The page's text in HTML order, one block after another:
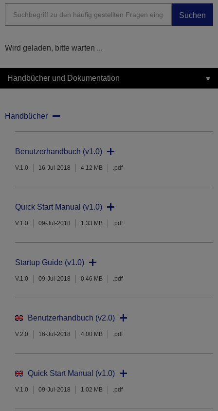
Suchen
Wird geladen, bitte warten ...
Handbücher und Dokumentation
Handbücher
Benutzerhandbuch (v1.0)
V.1.0 16-Jul-2018 4.12 MB .pdf
Quick Start Manual (v1.0)
V.1.0 09-Jul-2018 1.33 MB .pdf
Startup Guide (v1.0)
V.1.0 09-Jul-2018 0.46 MB .pdf
Benutzerhandbuch (v2.0)
V.2.0 16-Jul-2018 4.00 MB .pdf
Quick Start Manual (v1.0)
V.1.0 09-Jul-2018 1.02 MB .pdf